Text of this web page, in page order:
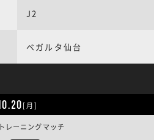
J2
ベガルタ仙台
[月]
ーニングマッチ